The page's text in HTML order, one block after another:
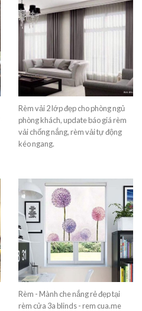
Rèm vải 2 lớp đẹp cho phòng ngủ
phòng khách, update báo giá rèm
vải chống nắng, rèm vải tự động
kéo ngang.
Rèm - Mành che nắng rẻ đẹp tại
rèm cửa 3a blinds - rem cua.me